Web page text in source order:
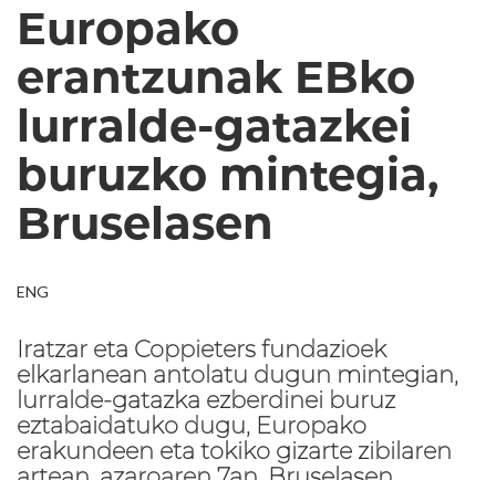
Europako
erantzunak EBko
lurralde-gatazkei
buruzko mintegia,
Bruselasen
ENG
Iratzar eta Coppieters fundazioek
elkarlanean antolatu dugun mintegian,
lurralde-gatazka ezberdinei buruz
eztabaidatuko dugu, Europako
erakundeen eta tokiko gizarte zibilaren